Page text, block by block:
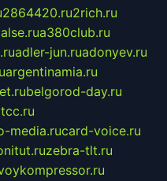
2864420.ru2rich.ru
a380club.ru
adler-jun.ruadonyev.ru
argentinamia.ru
belgorod-day.ru
media.rucard-voice.ru
zebra-tlt.ru